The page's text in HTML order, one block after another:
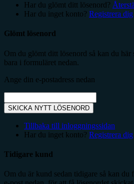
Har du glömt ditt lösenord?
Har du inget konto? Registrera dig
Glömt lösenord
Om du glömt ditt lösenord så kan du
bara i formuläret nedan.
Ange din e-postadress nedan
SKICKA NYTT LÖSENORD
Tillbaka till inloggningssidan
Har du inget konto? Registrera dig
Tidigare kund
Om du är kund sedan tidigare så kan